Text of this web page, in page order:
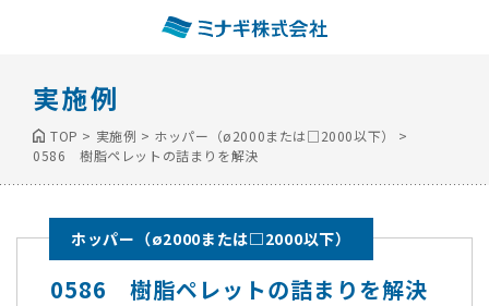
実施例
TOP > 実施例 > ホッパー（ø2000または□2000以下）
>
0586 樹脂ペレットの詰まりを解決
ホッパー（ø2000または□2000以下）
0586 樹脂ペレットの詰まりを解決